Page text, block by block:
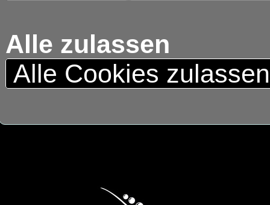
Alle zulassen
Alle Cookies